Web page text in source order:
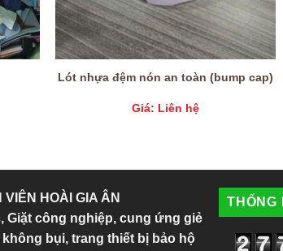
Lót nhựa đệm nón an toàn (bump cap)
Giá: Liên hệ
HOÀI GIA ÂN
Giặt công nghiệp, cung ứng giẻ
không bụi, trang thiết bị bảo hộ
THỐNG